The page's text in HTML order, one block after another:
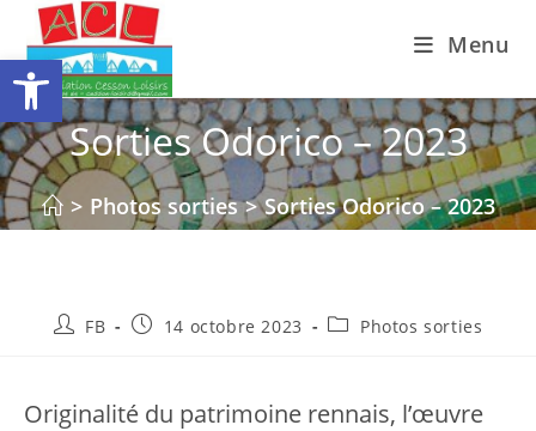
Ouvrir la barre d’outils
content
Menu
Sorties Odorico – 2023
> Photos sorties > Sorties Odorico – 2023
Auteur/autrice
FB
Publication
14 octobre 2023
PostPhotos sorties
Originalité du patrimoine rennais, l’œuvre